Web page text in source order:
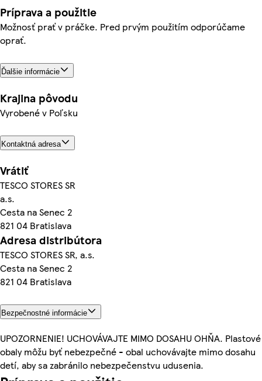
Príprava a použitie
Možnosť prať v práčke. Pred prvým použitím odporúčame
oprať.
Ďalšie informácie
Krajina pôvodu
Vyrobené v Poľsku
Kontaktná adresa
Vrátiť
TESCO STORES SR
a.s.
Cesta na Senec 2
821 04 Bratislava
Adresa distribútora
TESCO STORES SR, a.s.
Cesta na Senec 2
821 04 Bratislava
Bezpečnostné informácie
UPOZORNENIE! UCHOVÁVAJTE MIMO DOSAHU OHŇA. Plastové
obaly môžu byť nebezpečné - obal uchovávajte mimo dosahu
detí, aby sa zabránilo nebezpečenstvu udusenia.